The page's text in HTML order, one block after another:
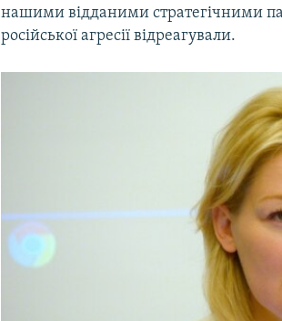
нашими відданими стратегічними
російської агресії відреагували.​